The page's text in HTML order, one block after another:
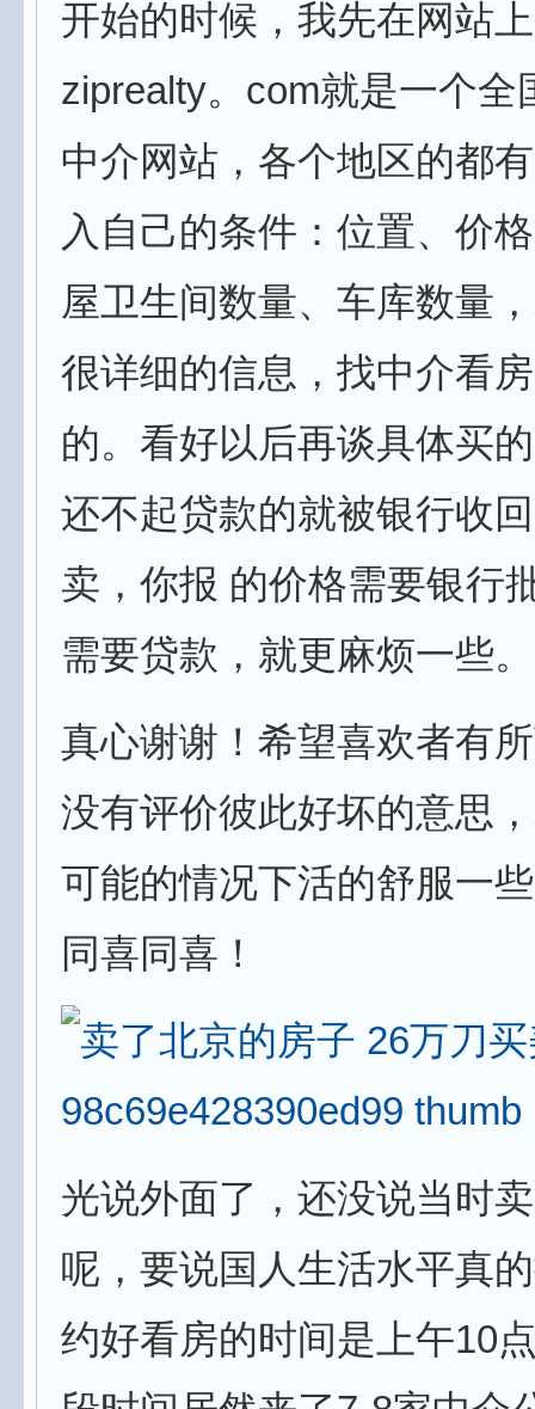
开始的时候，我先在网站
ziprealty。com就是一个全
中介网站，各个地区的都
入自己的条件：位置、价
屋卫生间数量、车库数量
很详细的信息，找中介看
的。看好以后再谈具体买
还不起贷款的就被银行收
卖，你报 的价格需要银行
需要贷款，就更麻烦一些。
真心谢谢！希望喜欢者有
没有评价彼此好坏的意思
可能的情况下活的舒服一
同喜同喜！
光说外面了，还没说当时
呢，要说国人生活水平真
约好看房的时间是上午10